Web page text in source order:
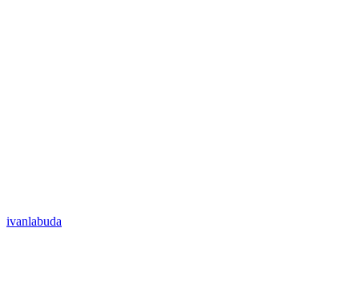
ivanlabuda